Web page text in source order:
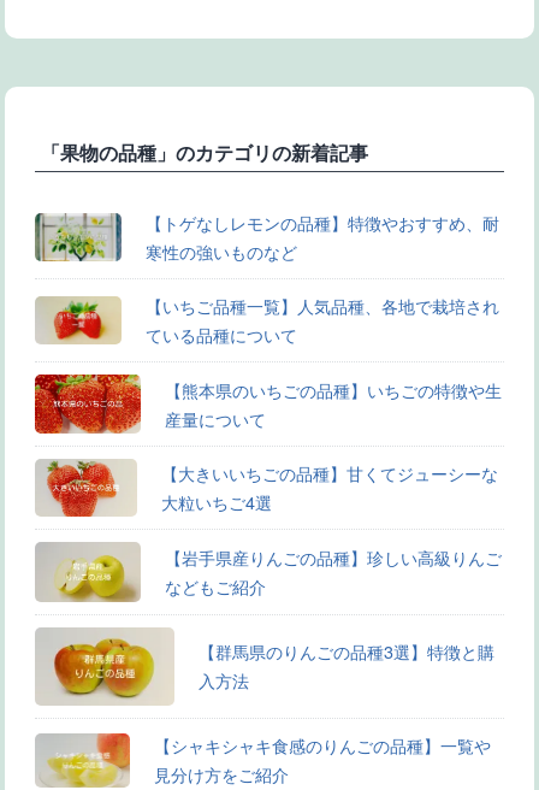
「果物の品種」のカテゴリの新着記事
【トゲなしレモンの品種】特徴やおすすめ、耐
寒性の強いものなど
【いちご品種一覧】人気品種、各地で栽培され
ている品種について
【熊本県のいちごの品種】いちごの特徴や生
産量について
【大きいいちごの品種】甘くてジューシーな
大粒いちご4選
【岩手県産りんごの品種】珍しい高級りんご
などもご紹介
【群馬県のりんごの品種3選】特徴と購
入方法
【シャキシャキ食感のりんごの品種】一覧や
見分け方をご紹介